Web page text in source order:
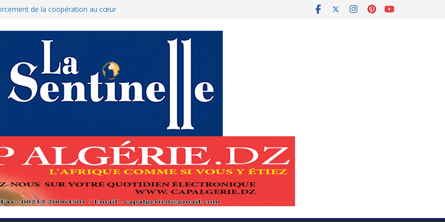
Boukhari à N’Djamena
accélère la reconquête de son tissu
ministère des Finances dément
des nouvelles mesures
protéger El-Qods